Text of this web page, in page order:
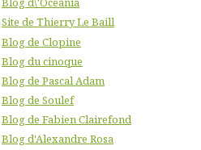
Site de Thierry Le Baill
Blog de Clopine
Blog du cinoque
Blog de Pascal Adam
Blog de Soulef
Blog de Fabien Clairefond
Blog d'Alexandre Rosa